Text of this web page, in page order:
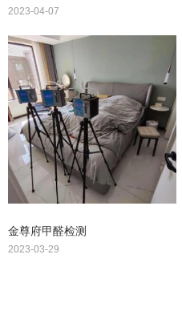
2023-04-07
金尊府甲醛检测
2023-03-29